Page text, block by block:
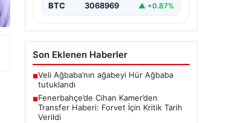
BTC 3068969 ▲ +0.87%
Son Eklenen Haberler
■Veli Ağbaba’nın ağabeyi Hür Ağbaba
tutuklandı
■Fenerbahçe’de Cihan Kamer’den
Transfer Haberi: Forvet İçin Kritik Tarih
Verildi